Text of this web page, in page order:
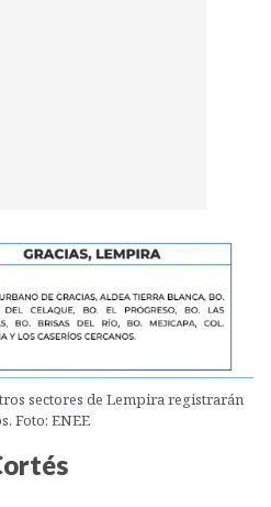
sectores de Lempira registrarán
Foto: ENEE